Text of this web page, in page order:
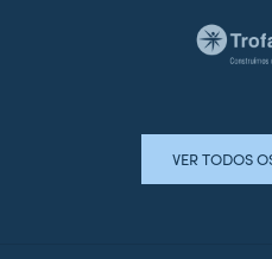
VER TODOS